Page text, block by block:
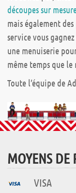
découpes sur
mais également des
service vous
une menuiserie
même temps que
Toute l’équipe de
MOYENS DE
VISA